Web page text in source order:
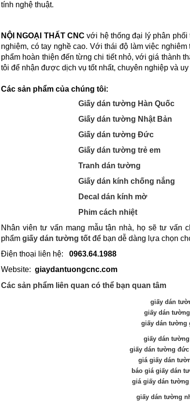
tính nghệ thuật.
NỘI NGOẠI THẤT CNC với hệ thống đại lý phân phối
nghiệm, có tay nghề cao. Với thái độ làm việc
phẩm hoàn thiện đến từng chi tiết nhỏ, với giá thành
tôi để nhận được dịch vụ tốt nhất, chuyên nghiệp và uy
Các sản phẩm của chúng tôi:
Giấy dán tường Hàn Quốc
Giấy dán tường Nhật Bản
Giấy dán tường Đức
Giấy dán tường trẻ em
Tranh dán tường
Giấy dán kính chống nắng
Decal dán kính mờ
Phim cách nhiệt
Nhân viên tư vấn mang mẫu tận nhà, họ sẽ tư vấn
phẩm giấy dán tường tốt để bạn dễ dàng lựa chọn
Điện thoại liên hệ: 0963.64.1988
Website: giaydantuongcnc.com
Các sản phẩm liên quan có thể bạn quan tâm
giấy dán
giấy dán
giấy dán tường
giấy dán
giấy dán tường
giá giấy dán
báo giá giấy dán
giá giấy dán
giấy dán tường